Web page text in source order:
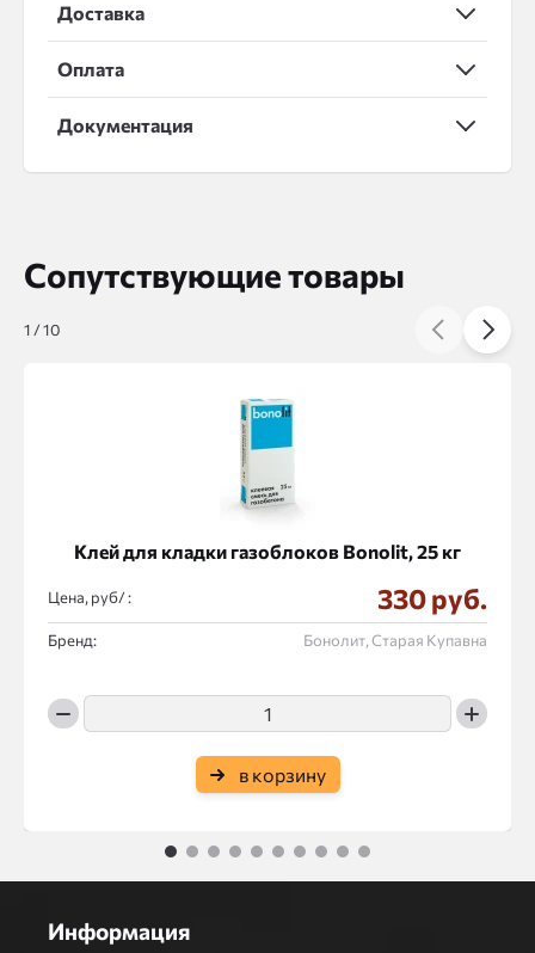
Доставка
Оплата
Документация
Сопутствующие товары
Клей для кладки газоблоков Bonolit, 25 кг
Цена, руб/ : 330 руб.
Бренд: Бонолит, Старая Купавна
в корзину
1 /10
1 2 3 4 5 6 7 8 9 10
Информация